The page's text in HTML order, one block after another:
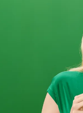
czekolada i
Pierwszy da pełnię
charakterze; drugi
aromatu. Wybierz
espresso, kawiarkę i
preferujesz czarne
espresso o bardziej
znajdziesz
opakowanie 500 g i